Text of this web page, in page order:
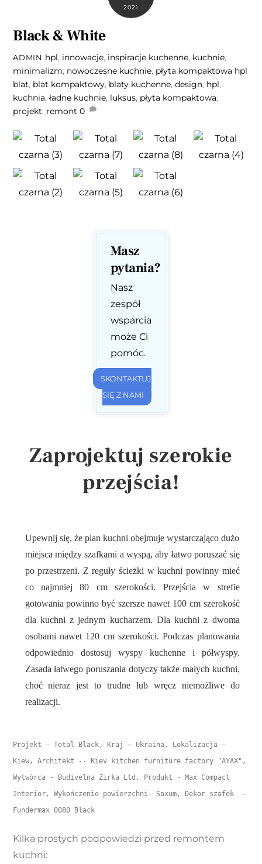
2021
Black & White
ADMIN hpl, innowacje, inspiracje kuchenne, kuchnie,
minimalizm, nowoczesne kuchnie, płyta kompaktowa hpl
blat, blat kompaktowy, blaty kuchenne,design, hpl,
kuchnia,ładne kuchnie, luksus, płyta kompaktowa,
projekt, remont 0
Masz
pytania?
Nasz
zespół
wsparcia
może Ci
pomóc.
SKONTAKTUJ
SIĘ Z NAMI
Zaprojektuj szerokie
przejścia!
Upewnij się, że plan kuchni obejmuje wystarczająco dużo
miejsca między szafkami a wyspą, aby łatwo poruszać się
po przestrzeni. Z reguły ścieżki w kuchni powinny mieć
co najmniej 80 cm szerokości. Przejścia w strefie
gotowania powinno być szersze nawet 100 cm szerokość
dla kuchni z jednym kucharzem. Dla kuchni z dwoma
osobami nawet 120 cm szerokości. Podczas planowania
odpowiednio dostosuj wyspy kuchenne i półwyspy.
Zasada łatwego poruszania dotyczy także małych kuchni,
choć nieraz jest to trudne lub wręcz niemożliwe do
realizacji.
Projekt – Total Black, Kraj – Ukraina, Lokalizacja –
Kiew, Architekt -- Kiev kitchen furniture factory "AYAX",
Wytwórca - Budivelna Zirka Ltd, Produkt - Max Compact
Interior, Wykończenie powierzchni- Saxum, Dekor szafek  –
Fundermax 0080 Black
Kilka prostych podpowiedzi przed remontem
kuchni: